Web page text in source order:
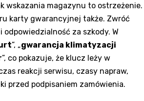
wskazania magazynu to ostrzeżenie.
karty gwarancyjnej także. Zwróć
za szkody. W
”, „gwarancja klimatyzacji
”, co pokazuje, że klucz leży w
reakcji serwisu, czasy napraw,
przed podpisaniem zamówienia.